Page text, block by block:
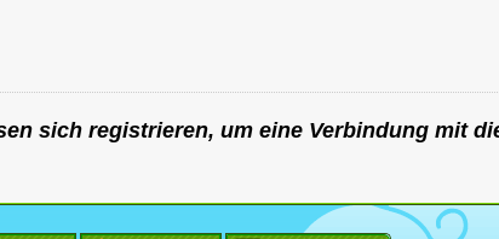
sich registrieren, um eine Verbindung mit